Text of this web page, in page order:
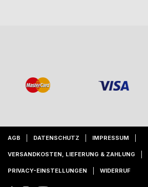
AGB DATENSCHUTZ IMPRESSUM
VERSANDKOSTEN, LIEFERUNG & ZAHLUNG
PRIVACY-EINSTELLUNGEN WIDERRUF